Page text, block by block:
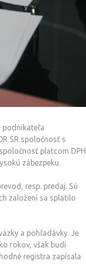
podnikateľa
SR spoločnosť s
platcom DPH
zábezpeku.
resp. predaj. Sú
založení sa splatilo
a pohľadávky. Je
rokov, však budí
registra zapísala